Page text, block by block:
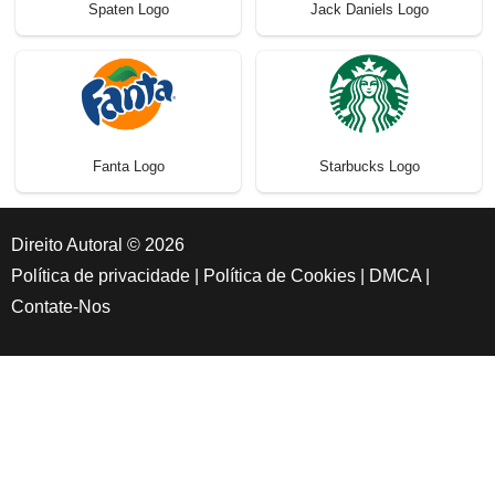
Spaten Logo Jack Daniels Logo
Fanta Logo Starbucks Logo
Direito Autoral © 2026
Política de privacidade
Política de Cookies DMCA
Contate-Nos